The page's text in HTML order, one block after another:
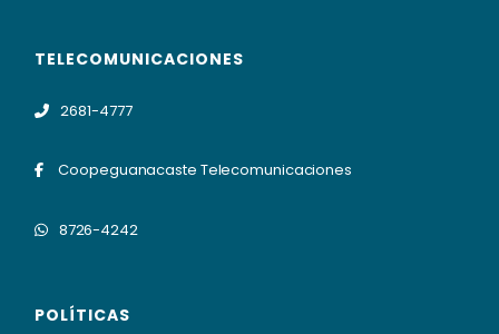
TELECOMUNICACIONES
2681-4777
Coopeguanacaste Telecomunicaciones
8726-4242
POLÍTICAS